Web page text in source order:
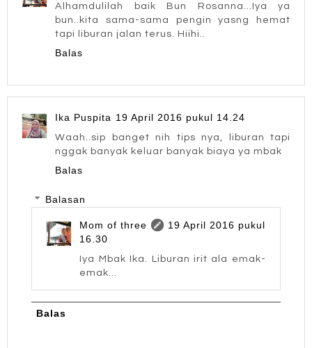
Alhamdulilah baik Bun Rosanna...Iya ya
bun..kita sama-sama pengin yasng hemat
tapi liburan jalan terus. Hiihi..
Balas
Ika Puspita 19 April 2016 pukul 14.24
Waah..sip banget nih tips nya, liburan tapi
nggak banyak keluar banyak biaya ya mbak
Balas
Balasan
Mom of three
19 April 2016 pukul
16.30
Iya Mbak Ika. Liburan irit ala emak-
emak...
Balas